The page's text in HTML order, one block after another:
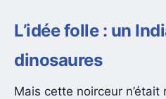
L’idée folle : un
dinosaures
Mais cette noirceur n’était